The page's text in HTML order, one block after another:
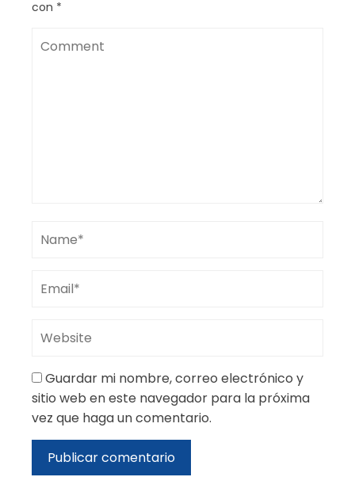
con *
Guardar mi nombre, correo electrónico y
sitio web en este navegador para la próxima
vez que haga un comentario.